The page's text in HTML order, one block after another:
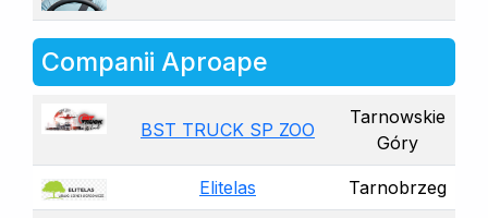
Companii Aproape
BST TRUCK SP ZOO
Tarnowskie
Góry
Elitelas Tarnobrzeg